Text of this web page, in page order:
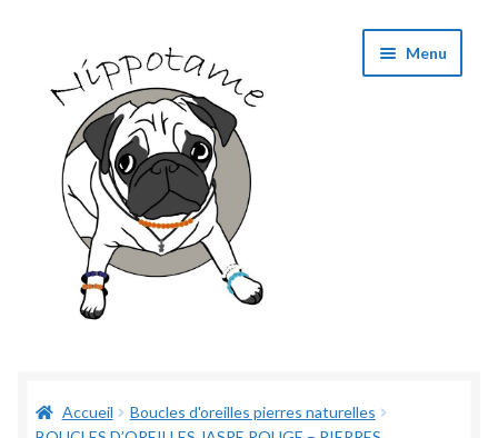
navigation
contenu
Menu
PanierAccueil
Boucles d'oreilles pierres naturelles